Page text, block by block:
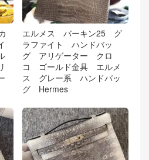
エルメス バーキン25 グ
ラファイト ハンドバッ
グ アリゲーター クロ
コ ゴールド金具 エルメ
ス グレー系 ハンドバッ
グ Hermes